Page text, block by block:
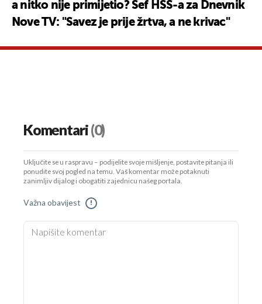
a nitko nije primijetio? Šef HSS-a za Dnevnik
Nove TV: "Savez je prije žrtva, a ne krivac"
Komentari(0)
Uključite se u raspravu – podijelite svoje mišljenje, postavite pitanja ili
ponudite svoj pogled na temu. Vaš komentar može potaknuti
zanimljiv dijalog i obogatiti zajednicu našeg portala.
Važna obavijest !